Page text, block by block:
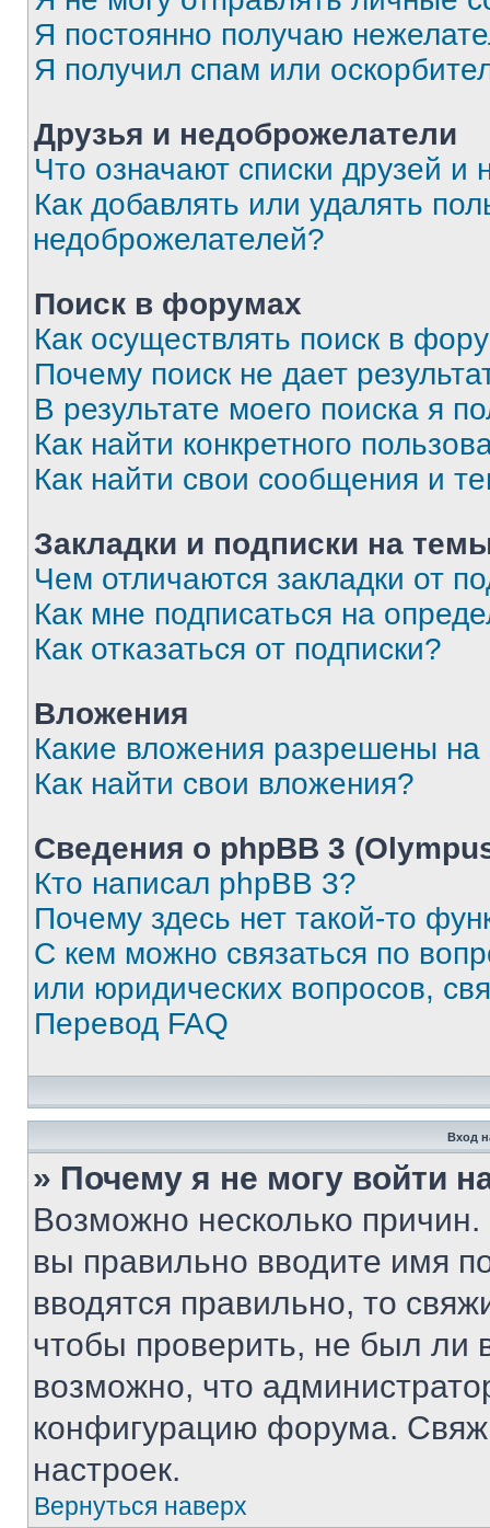
Я постоянно получаю
Я получил спам или
Друзья и недоброжелатели
Что означают списки друзей и
Как добавлять или удалять
недоброжелателей?
Поиск в форумах
Как осуществлять поиск в
Почему поиск не дает
В результате моего поиска я
Как найти конкретного
Как найти свои сообщения и
Закладки и подписки на
Чем отличаются закладки от
Как мне подписаться на
Как отказаться от подписки?
Вложения
Какие вложения разрешены
Как найти свои вложения?
Сведения о phpBB 3
Кто написал phpBB 3?
Почему здесь нет такой-то
С кем можно связаться по
или юридических вопросов,
Перевод FAQ
Вход
» Почему я не могу войти
Возможно несколько
вы правильно вводите имя
вводятся правильно, то
чтобы проверить, не был ли
возможно, что
конфигурацию форума.
настроек.
Вернуться наверх